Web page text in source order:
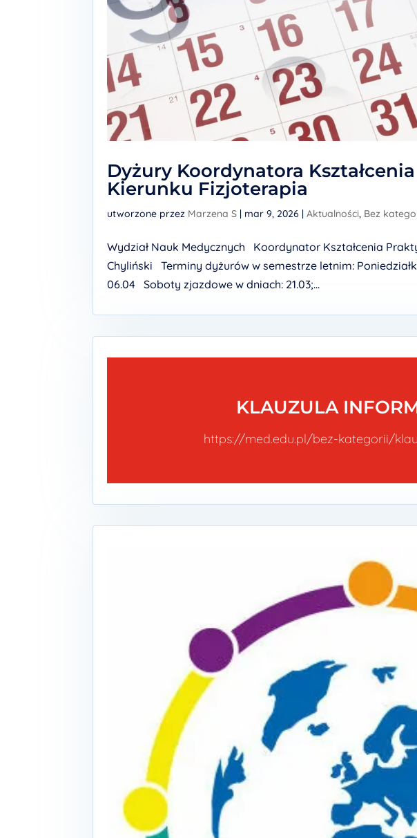
Dyżury Koordynatora
Kierunku Fizjoterapia
utworzone przez Marzena S | mar 9, 2026 |Aktualności, Bez
Wydział Nauk Medycznych Koordynator Kształcenia
Chyliński Terminy dyżurów w semestrze letnim:
06.04 Soboty zjazdowe w dniach: 21.03;...
KLAUZULA
https://med.edu.pl/bez-kategorii/